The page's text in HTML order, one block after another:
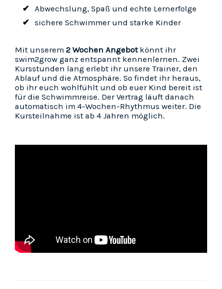
Abwechslung, Spaß und echte Lernerfolge
sichere Schwimmer und starke Kinder
Mit unserem 2 Wochen Angebotkönnt ihr
swim2grow ganz entspannt kennenlernen. Zwei
Kursstunden lang erlebt ihr unsere Trainer, den
Ablauf und die Atmosphäre. So findet ihr heraus,
ob ihr euch wohlfühlt und ob euer Kind bereit ist
für die Schwimmreise. Der Vertrag läuft danach
automatisch im 4-Wochen-Rhythmus weiter. Die
Kursteilnahme ist ab 4 Jahren möglich.